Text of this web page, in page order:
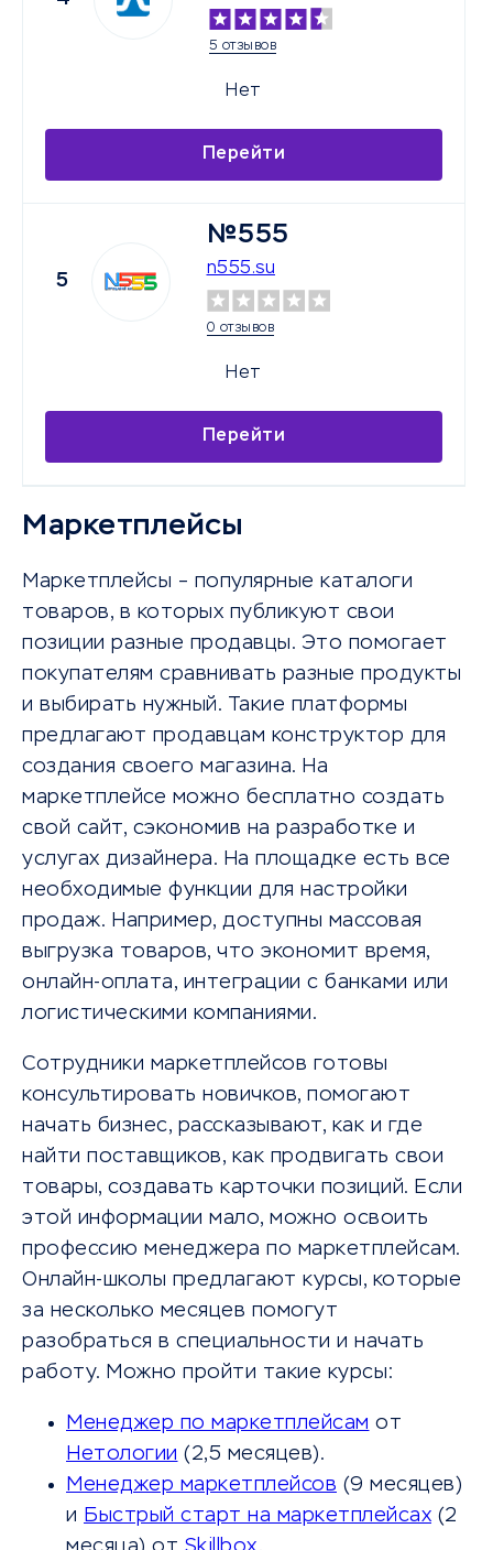
5 отзывов
Нет
Перейти
5
№555
n555.su
0 отзывов
Нет
Перейти
Маркетплейсы
Маркетплейсы – популярные каталоги
товаров, в которых публикуют свои
позиции разные продавцы. Это помогает
покупателям сравнивать разные продукты
и выбирать нужный. Такие платформы
предлагают продавцам конструктор для
создания своего магазина. На
маркетплейсе можно бесплатно создать
свой сайт, сэкономив на разработке и
услугах дизайнера. На площадке есть все
необходимые функции для настройки
продаж. Например, доступны массовая
выгрузка товаров, что экономит время,
онлайн-оплата, интеграции с банками или
логистическими компаниями.
Сотрудники маркетплейсов готовы
консультировать новичков, помогают
начать бизнес, рассказывают, как и где
найти поставщиков, как продвигать свои
товары, создавать карточки позиций. Если
этой информации мало, можно освоить
профессию менеджера по маркетплейсам.
Онлайн-школы предлагают курсы, которые
за несколько месяцев помогут
разобраться в специальности и начать
работу. Можно пройти такие курсы:
Менеджер по маркетплейсам от
Нетологии (2,5 месяцев).
Менеджер маркетплейсов (9 месяцев)
и Быстрый старт на маркетплейсах (2